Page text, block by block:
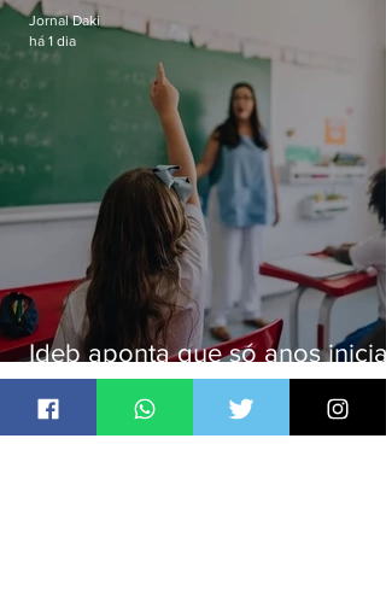
Ideb aponta que só anos
superam meta nacional da
educação
Jornal Daki
há 1 dia